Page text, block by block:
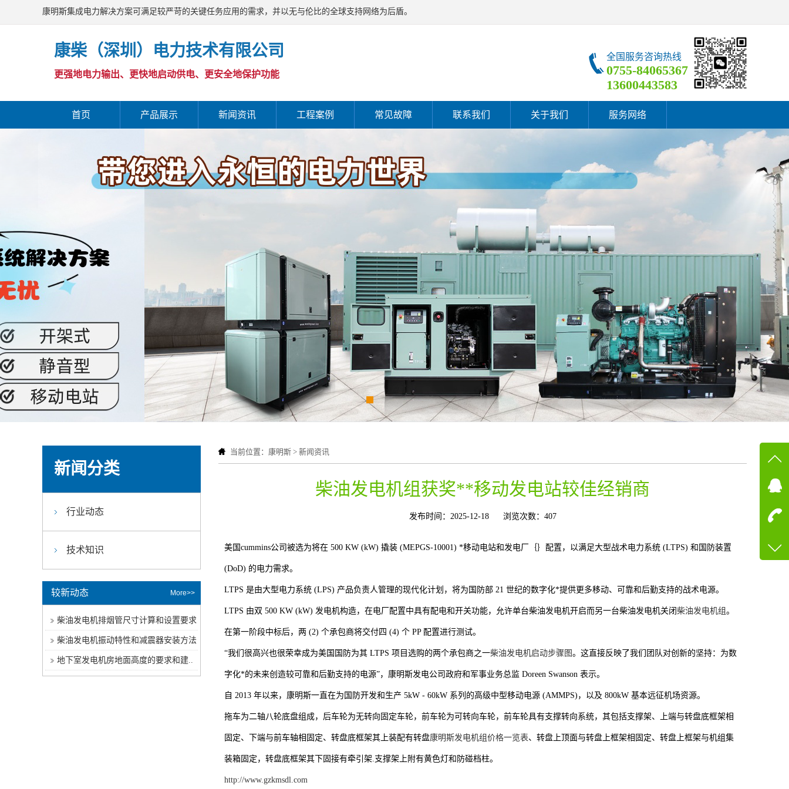
康明斯集成电力解决方案可满足较严苛的关键任务应用的需求，并以无与伦比的全球支持网络为后盾。
康柴（深圳）电力技术有限公司
更强地电力输出、更快地启动供电、更安全地保护功能
全国服务咨询热线
0755-84065367
13600443583
首页 产品展示 新闻资讯 工程案例 常见故障 联系我们 关于我们 服务网络
当前位置： 康明斯 > 新闻资讯
柴油发电机组获奖**移动发电站较佳经销商
发布时间：2025-12-18 浏览次数：407
美国cummins公司被选为将在 500 KW (kW) 撬装 (MEPGS-10001) *移动电站和发电厂｛｝配置，以满足大型战术电力系统 (LTPS) 和国防装置
(DoD) 的电力需求。
LTPS 是由大型电力系统 (LPS) 产品负责人管理的现代化计划，将为国防部 21 世纪的数字化*提供更多移动、可靠和后勤支持的战术电源。
LTPS 由双 500 KW (kW) 发电机构造，在电厂配置中具有配电和开关功能，允许单台柴油发电机开启而另一台柴油发电机关闭 柴油发电机组。
在第一阶段中标后，两 (2) 个承包商将交付四 (4) 个 PP 配置进行测试。
“我们很高兴也很荣幸成为美国国防为其 LTPS 项目选购的两个承包商之一柴油发电机启动步骤图。这直接反映了我们团队对创新的坚持：为数
字化*的未来创造较可靠和后勤支持的电源”，康明斯发电公司政府和军事业务总监 Doreen Swanson 表示。
自 2013 年以来，康明斯一直在为国防开发和生产 5kW - 60kW 系列的高级中型移动电源 (AMMPS)，以及 800kW 基本远征机场资源。
拖车为二轴八轮底盘组成，后车轮为无转向固定车轮，前车轮为可转向车轮，前车轮具有支撑转向系统，其包括支撑架、上端与转盘底框架相
固定、下端与前车轴相固定、转盘底框架其上装配有转盘康明斯发电机组价格一览表、转盘上顶面与转盘上框架相固定、转盘上框架与机组集
装箱固定，转盘底框架其下固接有牵引架.支撑架上附有黄色灯和防碰档柱。
http://www.gzkmsdl.com
新闻分类
行业动态
技术知识
较新动态 More>>
柴油发电机排烟管尺寸计算和设置要求
柴油发电机振动特性和减震器安装方法
地下室发电机房地面高度的要求和建..